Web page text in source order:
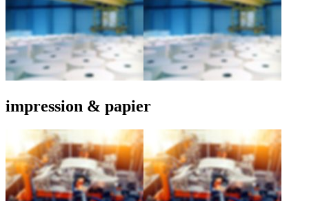
impression & papier